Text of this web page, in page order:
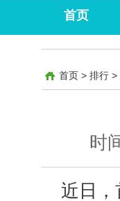
首页
首页 > 排行 >
时
近日，